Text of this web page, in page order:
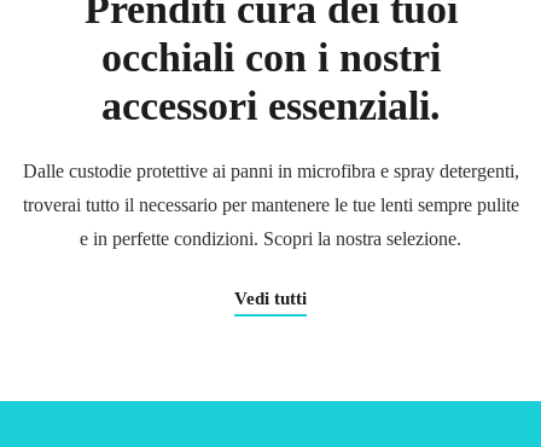
Prenditi cura dei tuoi
occhiali con i nostri
accessori essenziali.
Dalle custodie protettive ai panni in microfibra e spray detergenti,
troverai tutto il necessario per mantenere le tue lenti sempre pulite
e in perfette condizioni. Scopri la nostra selezione.
Vedi tutti